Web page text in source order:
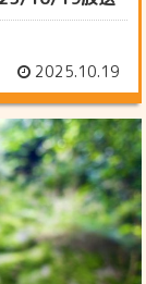
2025.10.19